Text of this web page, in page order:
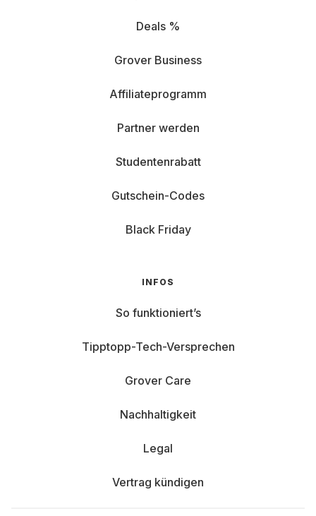
Deals %
Grover Business
Affiliateprogramm
Partner werden
Studentenrabatt
Gutschein-Codes
Black Friday
INFOS
So funktioniert’s
Tipptopp-Tech-Versprechen
Grover Care
Nachhaltigkeit
Legal
Vertrag kündigen